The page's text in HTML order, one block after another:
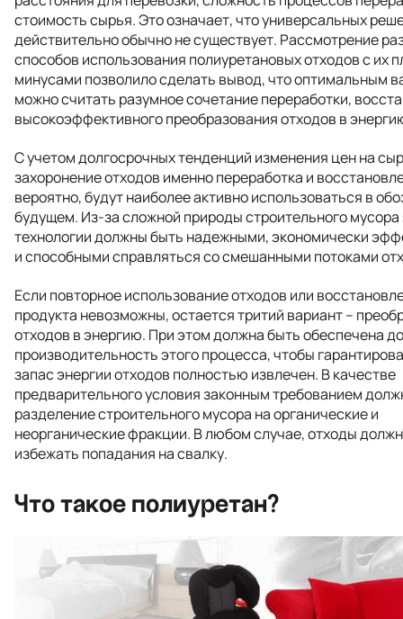
стоимость сырья. Это означает, что универсальных
действительно обычно не существует. Рассмотрение
способов использования полиуретановых отходов с их
минусами позволило сделать вывод, что оптимальным
можно считать разумное сочетание переработки,
высокоэффективного преобразования отходов в
С учетом долгосрочных тенденций изменения цен на
захоронение отходов именно переработка и
вероятно, будут наиболее активно использоваться в
будущем. Из-за сложной природы строительного мусора
технологии должны быть надежными, экономически
и способными справляться со смешанными потоками
Если повторное использование отходов или
продукта невозможны, остается тритий вариант –
отходов в энергию. При этом должна быть обеспечена
производительность этого процесса, чтобы
запас энергии отходов полностью извлечен. В качестве
предварительного условия законным требованием
разделение строительного мусора на органические и
неорганические фракции. В любом случае, отходы
избежать попадания на свалку.
Что такое полиуретан?